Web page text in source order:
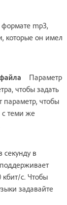
mp3,
которые он имел
Параметр
чтобы задать
параметр, чтобы
с теми же
секунду в
кбит/с. Чтобы
задавайте